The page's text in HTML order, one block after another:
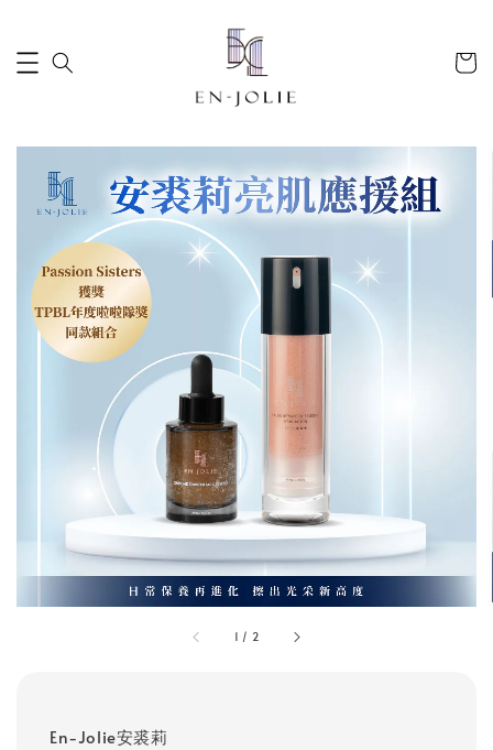
1 / 2
En-Jolie安裘莉